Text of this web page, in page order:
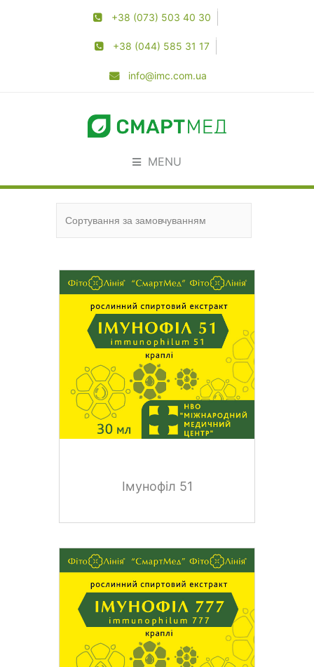
+38 (073) 503 40 30
+38 (044) 585 31 17
info@imc.com.ua
MENU
Імунофіл 51